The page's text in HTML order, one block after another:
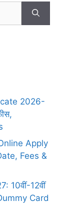
2026-
Apply
Fees &
10वीं-12वीं
Card